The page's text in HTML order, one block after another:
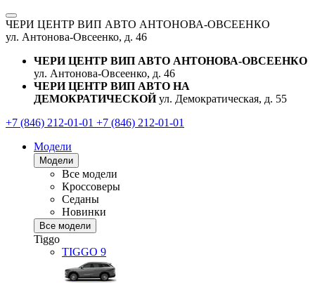
ЧЕРИ ЦЕНТР ВИП АВТО АНТОНОВА-ОВСЕЕНКО
ул. Антонова-Овсеенко, д. 46
ЧЕРИ ЦЕНТР ВИП АВТО АНТОНОВА-ОВСЕЕНКО
ул. Антонова-Овсеенко, д. 46
ЧЕРИ ЦЕНТР ВИП АВТО НА
ДЕМОКРАТИЧЕСКОЙ ул. Демократическая, д. 55
+7 (846) 212-01-01 +7 (846) 212-01-01
Модели
Модели
Все модели
Кроссоверы
Седаны
Новинки
Все модели
Tiggo
TIGGO 9